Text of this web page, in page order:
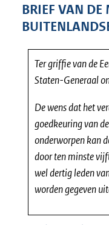
BRIEF VAN
Ter griffie van de
Staten-Generaal
De wens dat het
goedkeuring van
onderworpen kan
door ten minste
wel dertig leden
worden gegeven